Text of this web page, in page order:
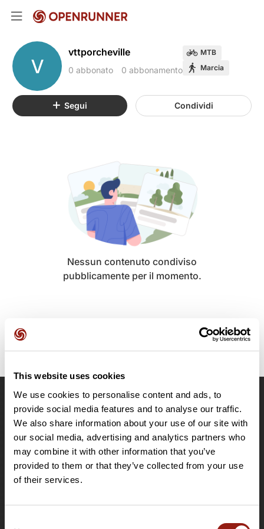
This website uses cookies
We use cookies to personalise content and ads, to
provide social media features and to analyse our traffic.
We also share information about your use of our site with
our social media, advertising and analytics partners who
may combine it with other information that you’ve
provided to them or that they’ve collected from your use
of their services.
V
vttporcheville
0 abbonato 0 abbonamento
MTB
Marcia
Segui Condividi
Nessun contenuto condiviso
pubblicamente per il momento.
OpenRunner
Team
Lavora con noi
Riguardo a
Contatti